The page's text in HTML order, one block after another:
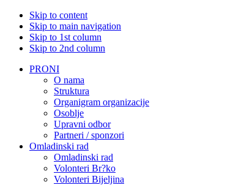
Skip to content
Skip to main navigation
Skip to 1st column
Skip to 2nd column
PRONI
O nama
Struktura
Organigram organizacije
Osoblje
Upravni odbor
Partneri / sponzori
Omladinski rad
Omladinski rad
Volonteri Br?ko
Volonteri Bijeljina